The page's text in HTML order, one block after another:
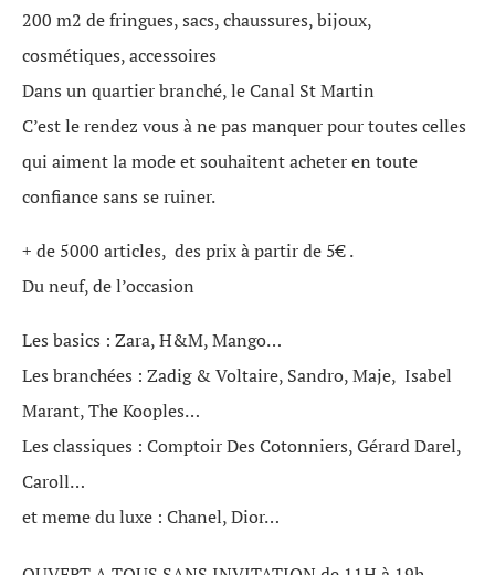
200 m2 de fringues, sacs, chaussures, bijoux,
cosmétiques, accessoires
Dans un quartier branché, le Canal St Martin
C’est le rendez vous à ne pas manquer pour toutes celles
qui aiment la mode et souhaitent acheter en toute
confiance sans se ruiner.
+ de 5000 articles, des prix à partir de 5€ .
Du neuf, de l’occasion
Les basics : Zara, H&M, Mango…
Les branchées : Zadig & Voltaire, Sandro, Maje, Isabel
Marant, The Kooples…
Les classiques : Comptoir Des Cotonniers, Gérard Darel,
Caroll…
et meme du luxe : Chanel, Dior…